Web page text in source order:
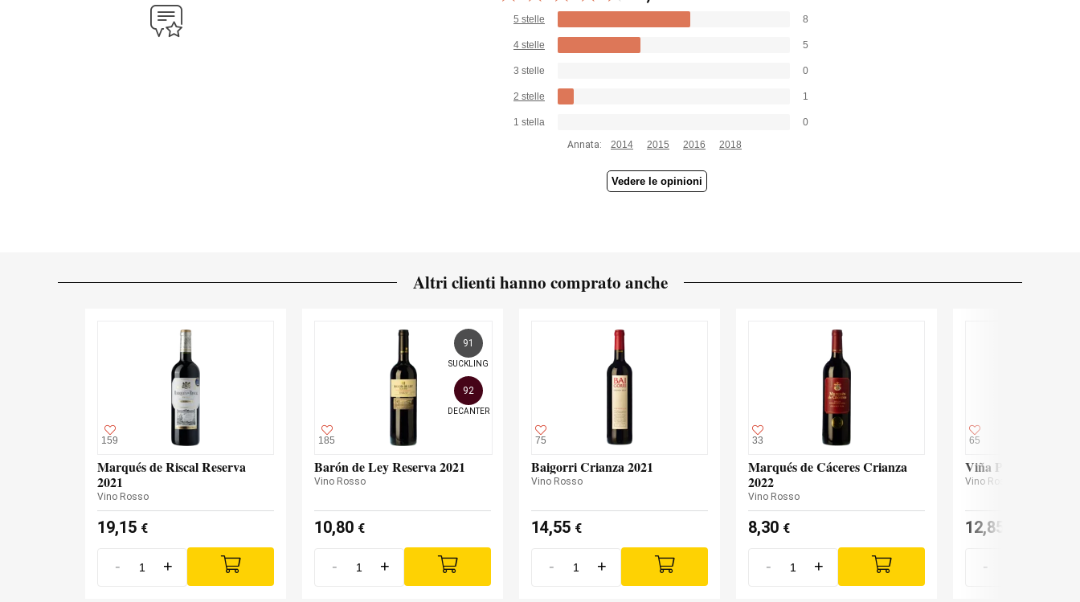
5 stelle 8
4 stelle 5
3 stelle 0
2 stelle 1
1 stella
0
Annata:
2014 2015 2016 2018
Vedere le opinioni
Altri clienti hanno comprato anche
159
Marqués de Riscal Reserva
2021
Vino Rosso
19,15 €
- +
185
91
SUCKLING
92
DECANTER
Barón de Ley Reserva 2021
Vino Rosso
10,80 €
- +
75
Baigorri Crianza 2021
Vino Rosso
14,55 €
- +
33
Marqués de Cáceres Crianza
2022
Vino Rosso
8,30 €
- +
65
Viña Pomal Reserva
Vino Rosso
12,85
-